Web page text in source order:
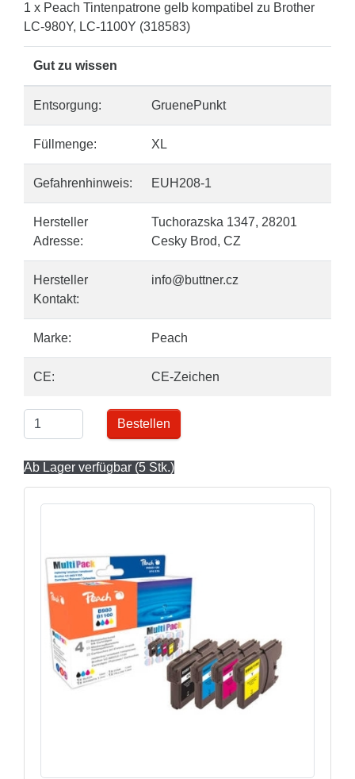
1 x Peach Tintenpatrone gelb kompatibel zu Brother
LC-980Y, LC-1100Y (318583)
Gut zu wissen
Entsorgung: GruenePunkt
Füllmenge: XL
Gefahrenhinweis: EUH208-1
Hersteller
Adresse:
Tuchorazska 1347, 28201
Cesky Brod, CZ
Hersteller
Kontakt:
info@buttner.cz
Marke: Peach
CE: CE-Zeichen
Bestellen
Ab Lager verfügbar (5 Stk.)